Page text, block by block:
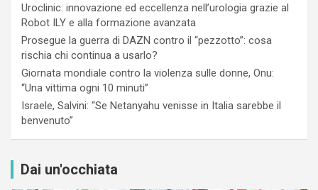
Uroclinic: innovazione ed eccellenza nell’urologia grazie al
Robot ILY e alla formazione avanzata
Prosegue la guerra di DAZN contro il “pezzotto”: cosa
rischia chi continua a usarlo?
Giornata mondiale contro la violenza sulle donne, Onu:
“Una vittima ogni 10 minuti”
Israele, Salvini: “Se Netanyahu venisse in Italia sarebbe il
benvenuto”
Dai un'occhiata